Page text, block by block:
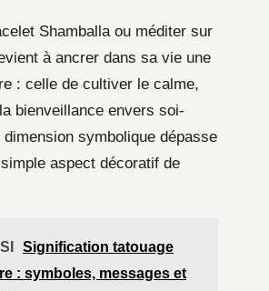
Shamballa ou méditer sur
à ancrer dans sa vie une
: celle de cultiver le calme,
la bienveillance envers soi-
dimension symbolique dépasse
aspect décoratif de
Signification tatouage
: symboles, messages et